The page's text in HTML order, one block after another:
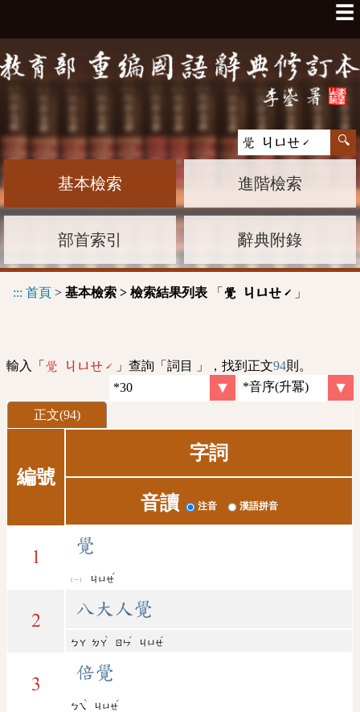
☰
基本檢索 進階檢索
部首索引 辭典附錄
::: 首頁 > 基本檢索 > 檢索結果列表 「 覺 ㄐㄩㄝˊ 」
輸入「 覺 ㄐㄩㄝˊ 」查詢「詞目 」，找到正文94則。
正文(94)
編號
字詞
音讀 注音 漢語拼音
1
覺
ㄐㄩㄝ
ˊ
2
八大人覺
ㄅㄚ ㄉㄚ
ˋ
ㄖㄣ
ˊ
ㄐㄩㄝ
ˊ
3
倍覺
ㄅㄟ
ˋ
ㄐㄩㄝ
ˊ